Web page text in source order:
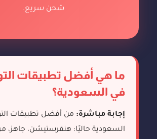
شحن سريع.
ما هي أفضل تطبيقات
في السعودية؟
إجابة مباشرة: من أفضل تطبيقات
السعودية حاليًا: هنقرستيشن، جاهز،